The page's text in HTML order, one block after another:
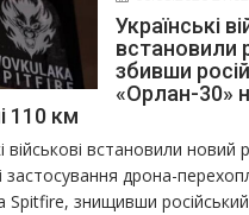
Українські
встановили
збивши
«Орлан-30»
110 км
військові встановили новий
застосування дрона-
Spitfire, знищивши російський